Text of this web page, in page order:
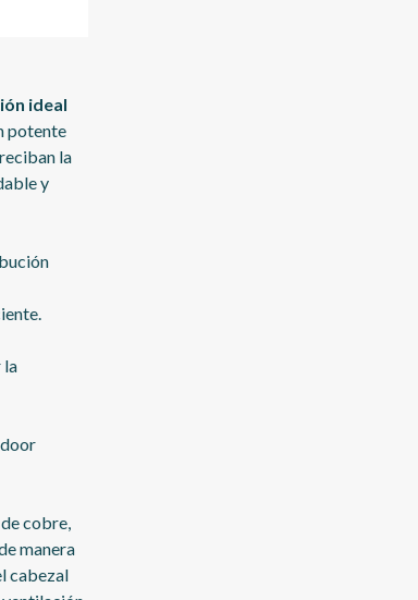
ideal
potente
la
y
la
cobre,
manera
cabezal